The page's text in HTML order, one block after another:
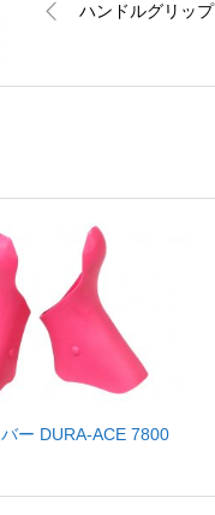
ハンドルグリップ
ー DURA-ACE 7800